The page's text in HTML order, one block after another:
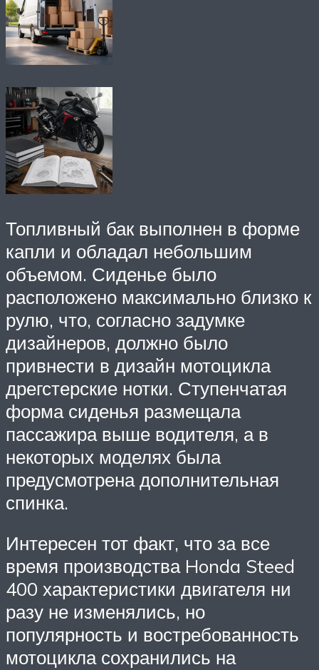
Топливный бак выполнен в форме
капли и обладал небольшим
объемом. Сиденье было
расположено максимально близко к
рулю, что, согласно задумке
дизайнеров, должно было
привнести в дизайн мотоцикла
дрегстерские нотки. Ступенчатая
форма сиденья размещала
пассажира выше водителя, а в
некоторых моделях была
предусмотрена дополнительная
спинка.
Интересен тот факт, что за все
время производства Honda Steed
400 характеристики двигателя ни
разу не изменялись, но
популярность и востребованность
мотоцикла сохранились на